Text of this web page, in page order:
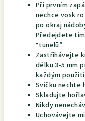
Při prvním
nechce vosk
po okraj
Předejdete
“tunelů”.
Zastřihávejte
délku 3-5 mm
každým
Svíčku nechte
Skladujte
Nikdy
Uchovávejte